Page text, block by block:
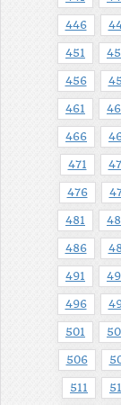
446
451
456
461
466
471
476
481
486
491
496
501
506
511